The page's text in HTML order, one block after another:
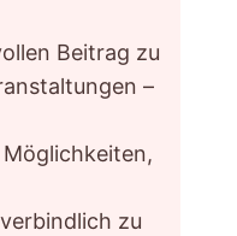
Beitrag zu
–
zu